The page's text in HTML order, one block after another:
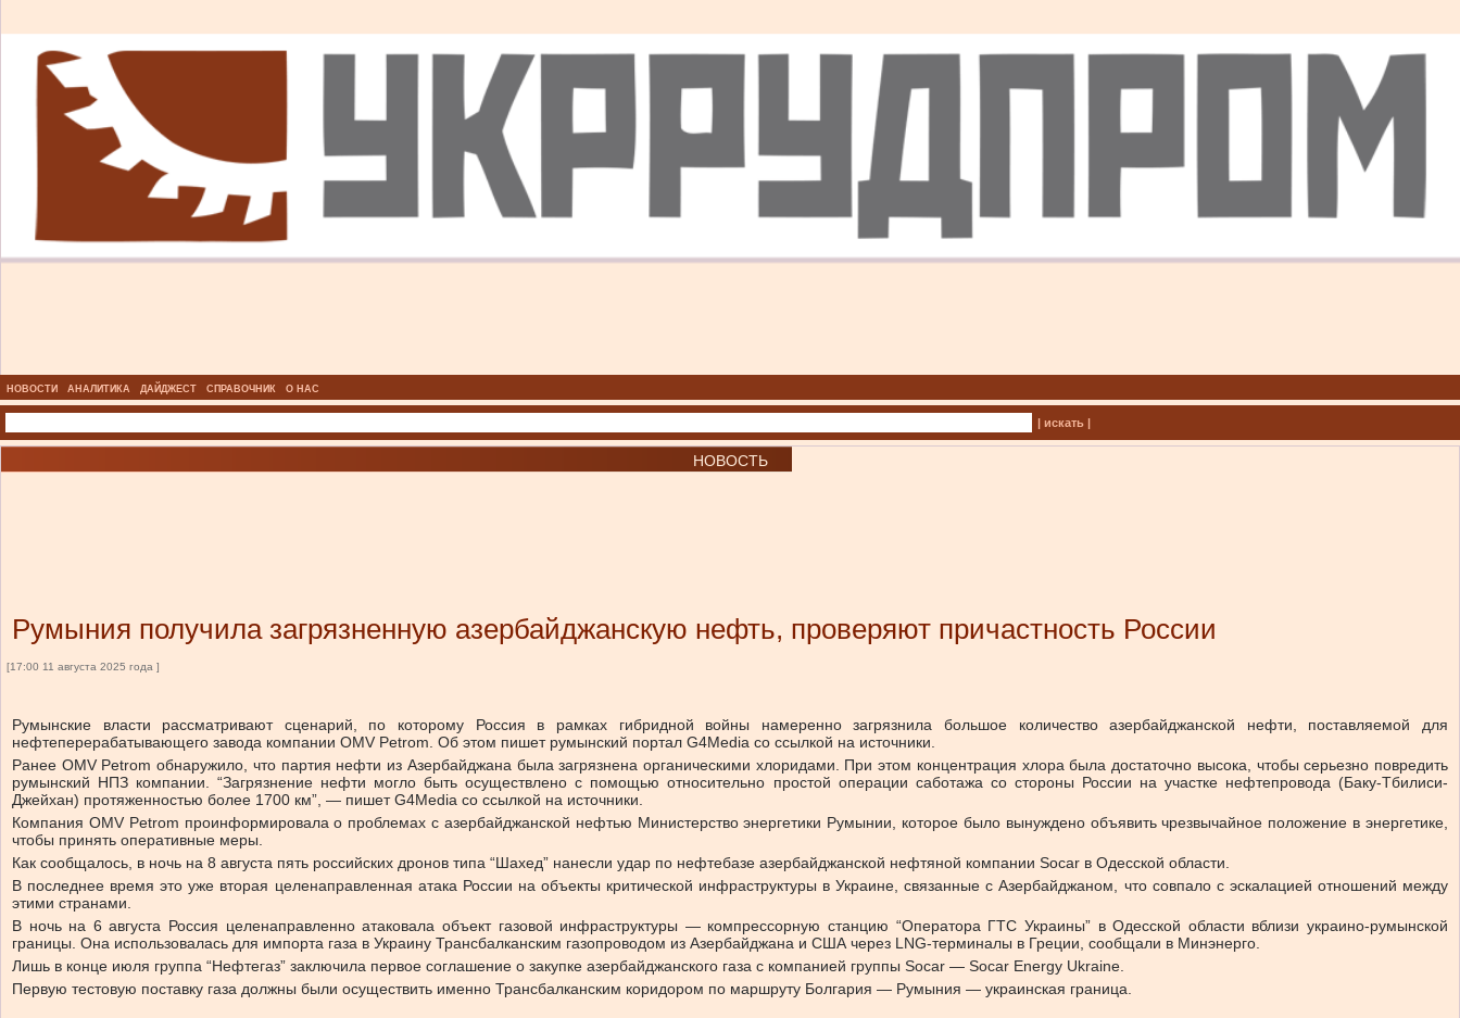
НОВОСТИ АНАЛИТИКА ДАЙДЖЕСТ СПРАВОЧНИК О НАС
| искать |
НОВОСТЬ
Румыния получила загрязненную азербайджанскую нефть, проверяют причастность России
[17:00 11 августа 2025 года ]
Румынские власти рассматривают сценарий, по которому Россия в рамках гибридной войны намеренно загрязнила большое количество азербайджанской нефти, поставляемой для
нефтеперерабатывающего завода компании OMV Petrom. Об этом пишет румынский портал G4Media со ссылкой на источники.
Ранее OMV Petrom обнаружило, что партия нефти из Азербайджана была загрязнена органическими хлоридами. При этом концентрация хлора была достаточно высока, чтобы серьезно повредить
румынский НПЗ компании. “Загрязнение нефти могло быть осуществлено с помощью относительно простой операции саботажа со стороны России на участке нефтепровода (Баку-Тбилиси-
Джейхан) протяженностью более 1700 км”, — пишет G4Media со ссылкой на источники.
Компания OMV Petrom проинформировала о проблемах с азербайджанской нефтью Министерство энергетики Румынии, которое было вынуждено объявить чрезвычайное положение в энергетике,
чтобы принять оперативные меры.
Как сообщалось, в ночь на 8 августа пять российских дронов типа “Шахед” нанесли удар по нефтебазе азербайджанской нефтяной компании Socar в Одесской области.
В последнее время это уже вторая целенаправленная атака России на объекты критической инфраструктуры в Украине, связанные с Азербайджаном, что совпало с эскалацией отношений между
этими странами.
В ночь на 6 августа Россия целенаправленно атаковала объект газовой инфраструктуры — компрессорную станцию “Оператора ГТС Украины” в Одесской области вблизи украино-румынской
границы. Она использовалась для импорта газа в Украину Трансбалканским газопроводом из Азербайджана и США через LNG-терминалы в Греции, сообщали в Минэнерго.
Лишь в конце июля группа “Нефтегаз” заключила первое соглашение о закупке азербайджанского газа с компанией группы Socar — Socar Energy Ukraine.
Первую тестовую поставку газа должны были осуществить именно Трансбалканским коридором по маршруту Болгария — Румыния — украинская граница.